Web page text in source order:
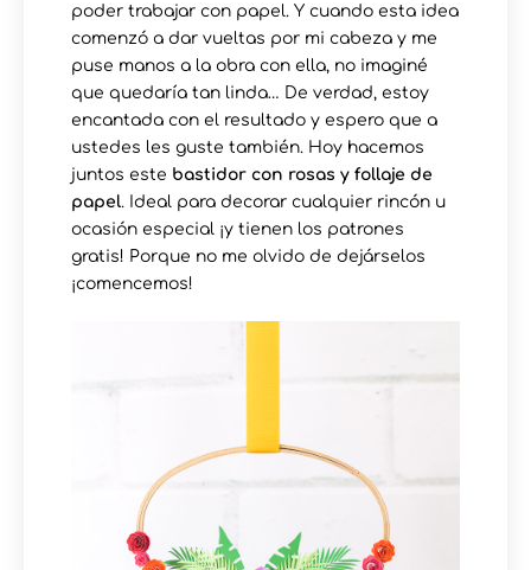
poder trabajar con papel. Y cuando esta idea
comenzó a dar vueltas por mi cabeza y me
puse manos a la obra con ella, no imaginé
que quedaría tan linda… De verdad, estoy
encantada con el resultado y espero que a
ustedes les guste también. Hoy hacemos
juntos este bastidor con rosas y follaje de
papel. Ideal para decorar cualquier rincón u
ocasión especial ¡y tienen los patrones
gratis! Porque no me olvido de dejárselos
¡comencemos!